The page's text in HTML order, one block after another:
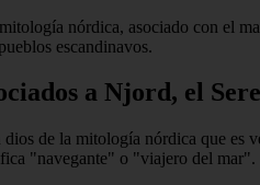
nórdica, asociado con el
escandinavos.
a Njord, el
de la mitología nórdica que es
"navegante" o "viajero del mar".